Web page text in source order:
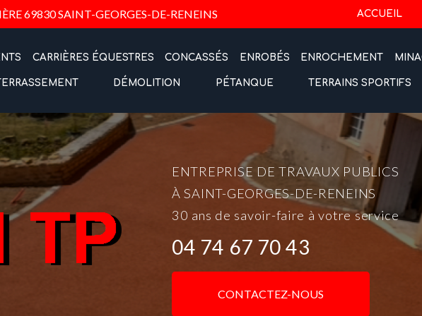
69830 SAINT-GEORGES-DE-RENEINS Navigation secondaire
ACCUEIL
CARRIÈRES ÉQUESTRES CONCASSÉS ENROBÉS ENROCHEMENT
DÉMOLITION PÉTANQUE TERRAINS SPORTIFS
ENTREPRISE DE TRAVAUX PUBLICS
À SAINT-GEORGES-DE-RENEINS
30 ans de savoir-faire à votre service
04 74 67 70 43
CONTACTEZ-NOUS